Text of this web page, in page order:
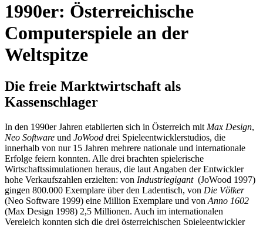
1990er: Österreichische
Computerspiele an der
Weltspitze
Die freie Marktwirtschaft als
Kassenschlager
In den 1990er Jahren etablierten sich in Österreich mit Max Design,
Neo Software und JoWood drei Spieleentwicklerstudios, die
innerhalb von nur 15 Jahren mehrere nationale und internationale
Erfolge feiern konnten. Alle drei brachten spielerische
Wirtschaftssimulationen heraus, die laut Angaben der Entwickler
hohe Verkaufszahlen erzielten: von Industriegigant (JoWood 1997)
gingen 800.000 Exemplare über den Ladentisch, von Die Völker
(Neo Software 1999) eine Million Exemplare und von Anno 1602
(Max Design 1998) 2,5 Millionen. Auch im internationalen
Vergleich konnten sich die drei österreichischen Spieleentwickler